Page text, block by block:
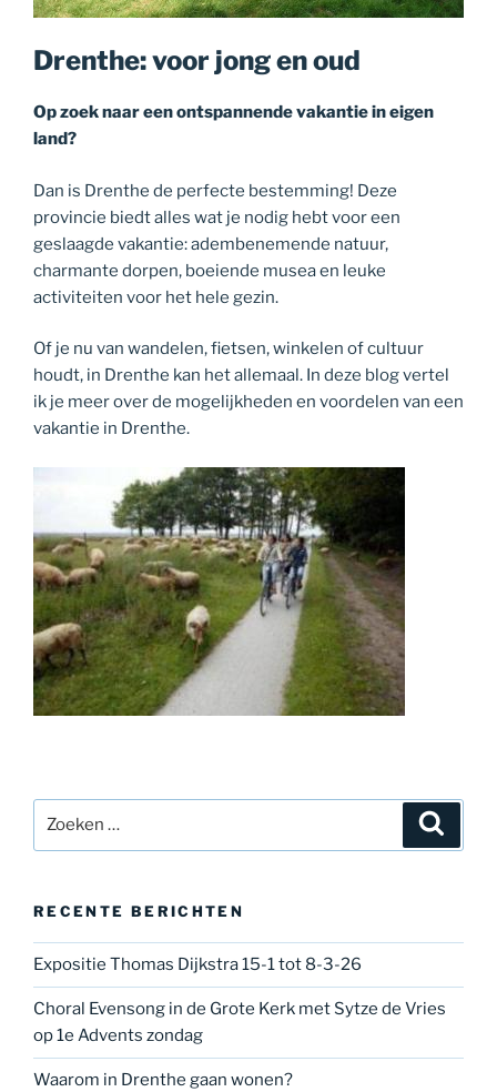
Drenthe: voor jong en oud
Op zoek naar een ontspannende vakantie in eigen
land?
Dan is Drenthe de perfecte bestemming! Deze
provincie biedt alles wat je nodig hebt voor een
geslaagde vakantie: adembenemende natuur,
charmante dorpen, boeiende musea en leuke
activiteiten voor het hele gezin.
Of je nu van wandelen, fietsen, winkelen of cultuur
houdt, in Drenthe kan het allemaal. In deze blog vertel
ik je meer over de mogelijkheden en voordelen van een
vakantie in Drenthe.
naar:
RECENTE BERICHTEN
Expositie Thomas Dijkstra 15-1 tot 8-3-26
Choral Evensong in de Grote Kerk met Sytze de Vries
op 1e Advents zondag
Waarom in Drenthe gaan wonen?